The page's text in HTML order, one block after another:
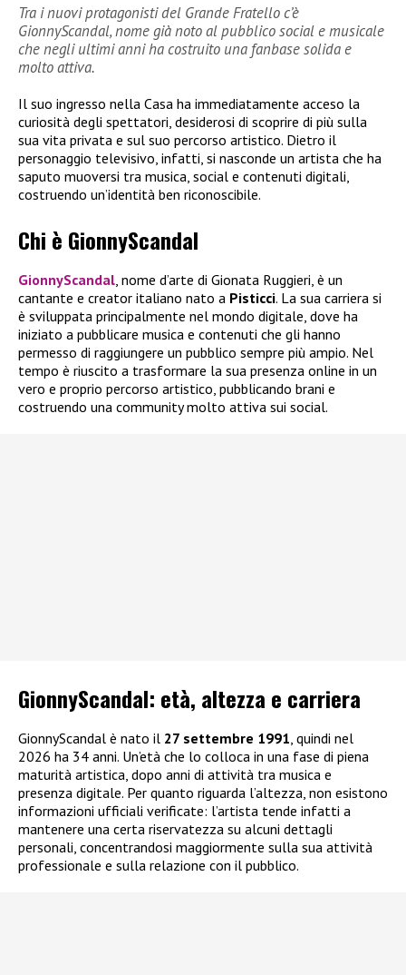
Tra i nuovi protagonisti del Grande Fratello c’è
GionnyScandal, nome già noto al pubblico social e musicale
che negli ultimi anni ha costruito una fanbase solida e
molto attiva.
Il suo ingresso nella Casa ha immediatamente acceso la
curiosità degli spettatori, desiderosi di scoprire di più sulla
sua vita privata e sul suo percorso artistico. Dietro il
personaggio televisivo, infatti, si nasconde un artista che ha
saputo muoversi tra musica, social e contenuti digitali,
costruendo un’identità ben riconoscibile.
Chi è GionnyScandal
GionnyScandal, nome d’arte di Gionata Ruggieri, è un
cantante e creator italiano nato a Pisticci. La sua carriera si
è sviluppata principalmente nel mondo digitale, dove ha
iniziato a pubblicare musica e contenuti che gli hanno
permesso di raggiungere un pubblico sempre più ampio. Nel
tempo è riuscito a trasformare la sua presenza online in un
vero e proprio percorso artistico, pubblicando brani e
costruendo una community molto attiva sui social.
GionnyScandal: età, altezza e carriera
GionnyScandal è nato il 27 settembre 1991 , quindi nel
2026 ha 34 anni. Un’età che lo colloca in una fase di piena
maturità artistica, dopo anni di attività tra musica e
presenza digitale. Per quanto riguarda l’altezza, non esistono
informazioni ufficiali verificate: l’artista tende infatti a
mantenere una certa riservatezza su alcuni dettagli
personali, concentrandosi maggiormente sulla sua attività
professionale e sulla relazione con il pubblico.